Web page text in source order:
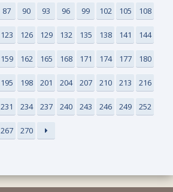
87 90 93 96 99 102 105 108
123 126 129 132 135 138 141 144
159 162 165 168 171 174 177 180
195 198 201 204 207 210 213 216
231 234 237 240 243 246 249 252
267 270